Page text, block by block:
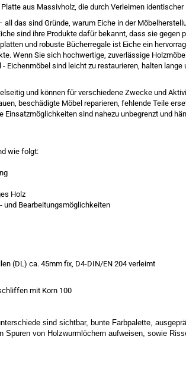
aus Massivholz, die durch Verleimen
das sind Gründe, warum Eiche in der
sind ihre Produkte dafür bekannt, dass sie gegen
und robuste Bücherregale ist Eiche ein
Wenn Sie sich hochwertige, zuverlässige
Eichenmöbel sind leicht zu restaurieren, halten
und können für verschiedene Zwecke und
beschädigte Möbel reparieren, fehlende Teile
Einsatzmöglichkeiten sind nahezu unbegrenzt und
wie folgt:
Holz
und Bearbeitungsmöglichkeiten
(DL) ca. 45mm fix, D4-DIN/EN 204 verleimt
mit Korn 100
sind sichtbar, bunte Farbpalette,
Spuren von Holzwurmlöchern aufweisen, sowie